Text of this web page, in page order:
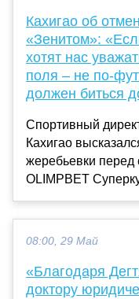
Кахигао об
«Зенитом»:
хотят нас
поля – не по-
должен биться
Спортивный
Кахигао
жеребьевки перед
OLIMPBET
08:00, 29 Май
«Благодаря
доктору